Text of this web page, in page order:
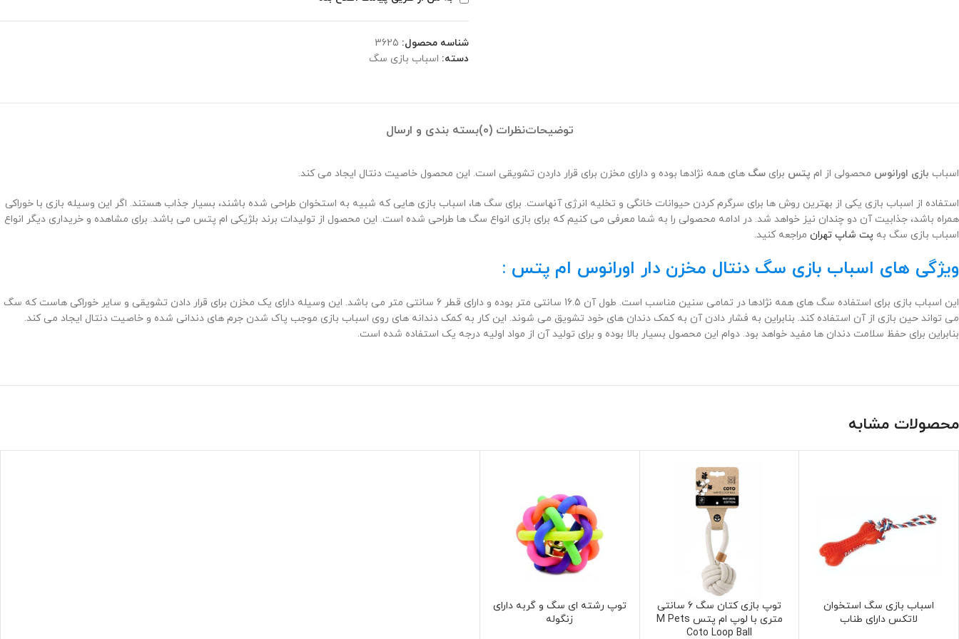
شناسه محصول: 3625
دسته: اسباب بازی سگ
توضیحاتنظرات (0) بسته بندی و ارسال
اسباب بازی اورانوس محصولی از ام پتس برای سگ های همه نژادها بوده و دارای مخزن برای قرار داردن تشویقی است. این محصول خاصیت دنتال ایجاد می کند.
استفاده از اسباب بازی یکی از بهترین روش ها برای سرگرم کردن حیوانات خانگی و تخلیه انرژی آنهاست. برای سگ ها، اسباب بازی هایی که شبیه به استخوان طراحی شده باشند، بسیار جذاب هستند. اگر این وسیله بازی با خوراکی
همراه باشد، جذابیت آن دو چندان نیز خواهد شد. در ادامه محصولی را به شما معرفی می کنیم که برای بازی انواع سگ ها طراحی شده است. این محصول از تولیدات برند بلژیکی ام پتس می باشد. برای مشاهده و خریداری دیگر انواع
اسباب بازی سگ به پت شاپ تهران مراجعه کنید.
ویژگی های اسباب بازی سگ دنتال مخزن دار اورانوس ام پتس :
این اسباب بازی برای استفاده سگ های همه نژادها در تمامی سنین مناسب است. طول آن 16.5 سانتی متر بوده و دارای قطر 6 سانتی متر می باشد. این وسیله دارای یک مخزن برای قرار دادن تشویقی و سایر خوراکی هاست که سگ
می تواند حین بازی از آن استفاده کند. بنابراین به فشار دادن آن به کمک دندان های خود تشویق می شوند. این کار به کمک دندانه های روی اسباب بازی موجب پاک شدن جرم های دندانی شده و خاصیت دنتال ایجاد می کند.
بنابراین برای حفظ سلامت دندان ها مفید خواهد بود. دوام این محصول بسیار بالا بوده و برای تولید آن از مواد اولیه درجه یک استفاده شده است.
محصولات مشابه
افزودن به سبد خرید
اسباب بازی سگ استخوان
لاتکس دارای طناب
افزودن به سبد خرید
توپ بازی کتان سگ 6 سانتی
متری با لوپ ام پتس M Pets
Coto Loop Ball
انتخاب گزینه ها
توپ رشته ای سگ و گربه دارای
زنگوله